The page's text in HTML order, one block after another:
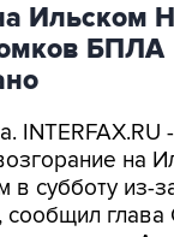
Ильском
БПЛА
на
в субботу из-
глава